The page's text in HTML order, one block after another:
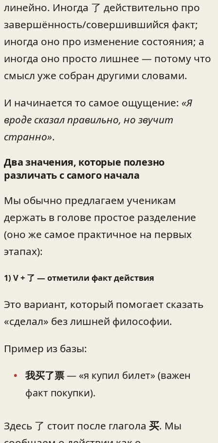
линейно. Иногда 了 действительно про
завершённость/совершившийся факт;
иногда оно про изменение состояния; а
иногда оно просто лишнее — потому что
смысл уже собран другими словами.
И начинается то самое ощущение: «Я
вроде сказал правильно, но звучит
странно».
Два значения, которые полезно
различать с самого начала
Мы обычно предлагаем ученикам
держать в голове простое разделение
(оно же самое практичное на первых
этапах):
1) V + 了 — отметили факт действия
Это вариант, который помогает сказать
«сделал» без лишней философии.
Пример из базы:
我买了票— «я купил билет» (важен
факт покупки).
Здесь 了 стоит после глагола 买. Мы